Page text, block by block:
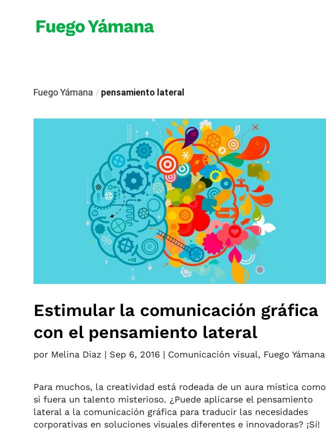
Fuego Yámana / pensamiento lateral
Estimular la comunicación gráfica
con el pensamiento lateral
por Melina Diaz | Sep 6, 2016 | Comunicación visual, Fuego Yámana
Para muchos, la creatividad está rodeada de un aura mística como
si fuera un talento misterioso. ¿Puede aplicarse el pensamiento
lateral a la comunicación gráfica para traducir las necesidades
corporativas en soluciones visuales diferentes e innovadoras? ¡Sí!